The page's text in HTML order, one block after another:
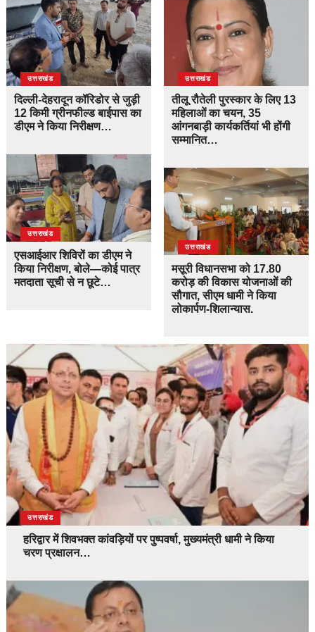
उत्तराखंड
दिल्ली-देहरादून कॉरिडोर से जुड़ी
12 किमी ग्रीनफील्ड बाईपास का
डीएम ने किया निरीक्षण…
उत्तराखंड
एसआईआर शिविरों का डीएम ने
किया निरीक्षण, बोले—कोई पात्र
मतदाता सूची से न छूटे…
उत्तराखंड
तीलू रौतेली पुरस्कार के लिए 13
महिलाओं का चयन, 35
आंगनबाड़ी कार्यकर्तियां भी होंगी
सम्मानित…
उत्तराखंड
मसूरी विधानसभा को 17.80
करोड़ की विकास योजनाओं की
सौगात, सीएम धामी ने किया
लोकार्पण-शिलान्यास.
उत्तराखंड
हरिद्वार में शिवभक्त कांवड़ियों पर पुष्पवर्षा, मुख्यमंत्री धामी ने किया
चरण प्रक्षालन…